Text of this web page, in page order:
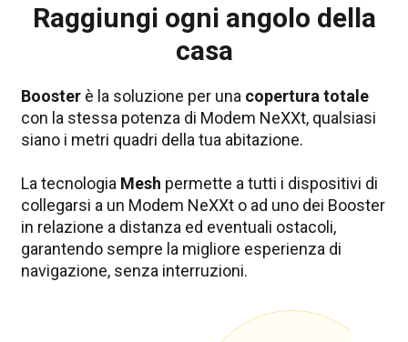
Raggiungi ogni angolo della
casa
Booster è la soluzione per una copertura totale
con la stessa potenza di Modem NeXXt, qualsiasi
siano i metri quadri della tua abitazione.
La tecnologia Mesh permette a tutti i dispositivi di
collegarsi a un Modem NeXXt o ad uno dei Booster
in relazione a distanza ed eventuali ostacoli,
garantendo sempre la migliore esperienza di
navigazione, senza interruzioni.